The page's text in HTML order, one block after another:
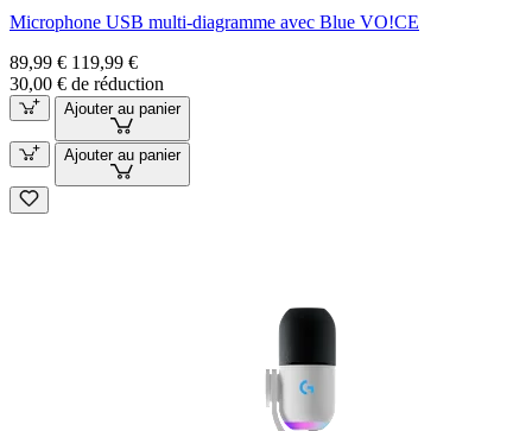
Microphone USB multi-diagramme avec Blue VO!CE
89,99 € 119,99 €
30,00 € de réduction
Ajouter au panier
Ajouter au panier